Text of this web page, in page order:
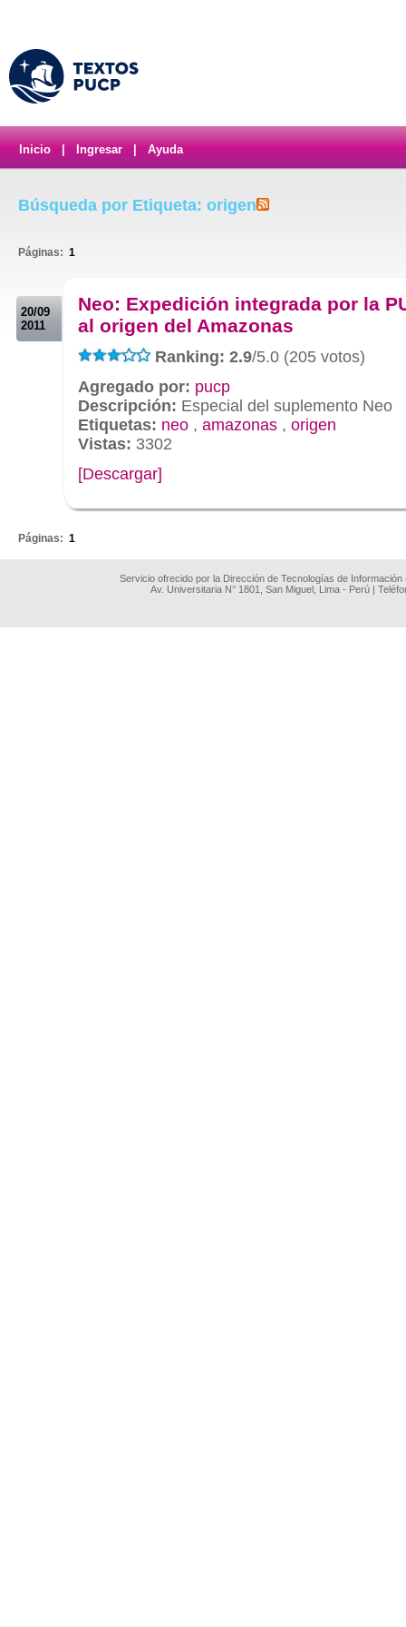
Inicio Ingresar Ayuda
Búsqueda por Etiqueta: origen
Páginas: 1
20/09
2011
Neo: Expedición integrada por la
al origen del Amazonas
Ranking: 2.9/5.0 (205 votos)
Agregado por: pucp
Descripción: Especial del suplemento Neo
Etiquetas: neo , amazonas , origen
Vistas: 3302
[Descargar]
Páginas: 1
Servicio ofrecido por la Dirección de Tecnologías de
Av. Universitaria N° 1801, San Miguel, Lima - Perú |